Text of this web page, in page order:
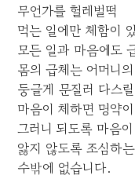
무언가를 헐레벌떡
먹는 일에만 체함이
모든 일과 마음에도
몸의 급체는 어머니
둥글게 문질러 다스
마음이 체하면 명약
그러니 되도록 마음
앓지 않도록 조심하는
수밖에 없습니다.